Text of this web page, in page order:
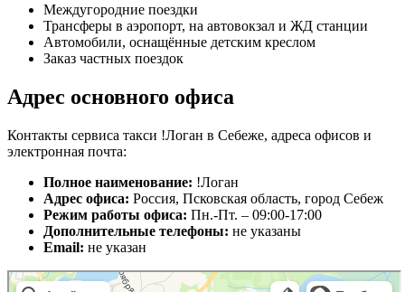
Междугородние поездки
Трансферы в аэропорт, на автовокзал и ЖД станции
Автомобили, оснащённые детским креслом
Заказ частных поездок
Адрес основного офиса
Контакты сервиса такси !Логан в Себеже, адреса офисов и
электронная почта:
Полное наименование: !Логан
Адрес офиса: Россия, Псковская область, город Себеж
Режим работы офиса: Пн.-Пт. – 09:00-17:00
Дополнительные телефоны: не указаны
Email: не указан